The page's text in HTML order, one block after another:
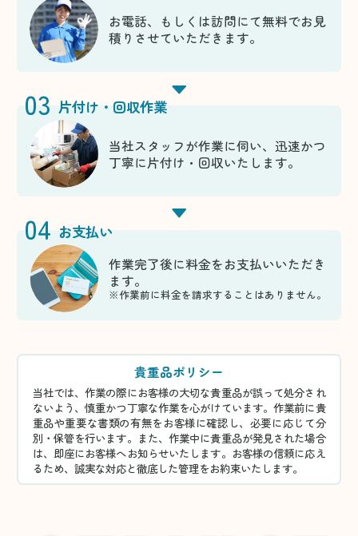
お電話、もしくは訪問にて無料でお見
積りさせていただきます。
03 片付け・回収作業
当社スタッフが作業に伺い、迅速かつ
丁寧に片付け・回収いたします。
04 お支払い
作業完了後に料金をお支払いいただき
ます。
※作業前に料金を請求することはありません。
貴重品ポリシー
当社では、作業の際にお客様の大切な貴重品が誤って処分され
ないよう、慎重かつ丁寧な作業を心がけています。作業前に貴
重品や重要な書類の有無をお客様に確認し、必要に応じて分
別・保管を行います。また、作業中に貴重品が発見された場合
は、即座にお客様へお知らせいたします。お客様の信頼に応え
るため、誠実な対応と徹底した管理をお約束いたします。